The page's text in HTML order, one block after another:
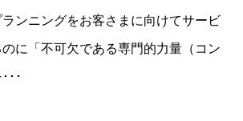
ンニングをお客さまに向けてサービ
に「不可欠である専門的力量（コン
･･